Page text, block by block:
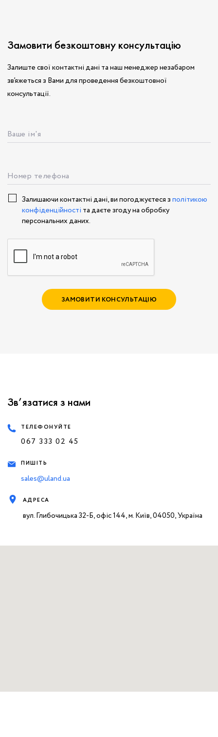
Замовити безкоштовну консультацію
Залиште свої контактні дані та наш менеджер незабаром
зв’яжеться з Вами для проведення безкоштовної
консультації.
Ваше ім'я
Номер телефона
Залишаючи контактні дані, ви погоджуєтеся зполітикою
конфіденційності та даєте згоду на обробку
персональних даних.
ЗАМОВИТИ КОНСУЛЬТАЦІЮ
Зв’язатися з нами
ТЕЛЕФОНУЙТЕ
067 333 02 45
ПИШІТЬ
sales@uland.ua
АДРЕСА
вул. Глибочицька 32-Б, офіс 144, м. Київ, 04050, Україна